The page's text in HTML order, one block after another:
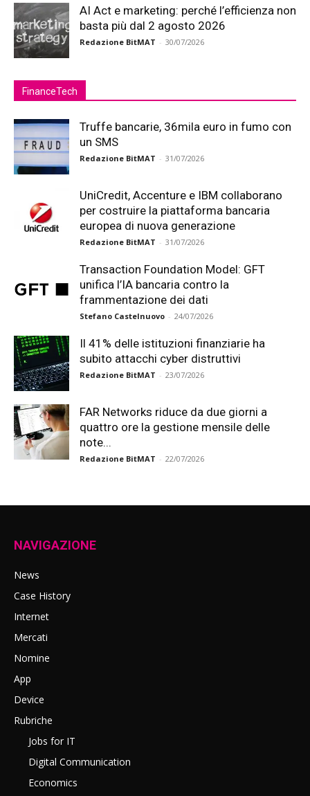
AI Act e marketing: perché l’efficienza non
basta più dal 2 agosto 2026
Redazione BitMAT - 30/07/2026
FinanceTech
Truffe bancarie, 36mila euro in fumo con
un SMS
Redazione BitMAT - 31/07/2026
UniCredit, Accenture e IBM collaborano
per costruire la piattaforma bancaria
europea di nuova generazione
Redazione BitMAT - 31/07/2026
Transaction Foundation Model: GFT
unifica l’IA bancaria contro la
frammentazione dei dati
Stefano Castelnuovo - 24/07/2026
Il 41% delle istituzioni finanziarie ha
subito attacchi cyber distruttivi
Redazione BitMAT - 23/07/2026
FAR Networks riduce da due giorni a
quattro ore la gestione mensile delle
note...
Redazione BitMAT - 22/07/2026
NAVIGAZIONE
News
Case History
Internet
Mercati
Nomine
App
Device
Rubriche
Jobs for IT
Digital Communication
Economics